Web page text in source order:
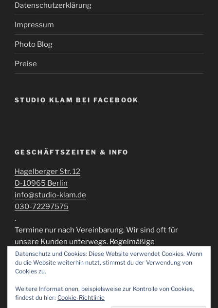
Datenschutzerklärung
Impressum
Photo Blog
Preise
STUDIO KLAM BEI FACEBOOK
GESCHÄFTSZEITEN & INFO
Hagelberger Str. 12
D-10965 Berlin
info@studio-klam.de
030-72297575
.
Termine nur nach Vereinbarung. Wir sind oft für
unsere Kunden unterwegs. Regelmäßige
Öffnungszeiten können momentan nicht
gewährleistert werden.
Datenschutz und Cookies: Diese Website verwendet Cookies. Wenn
du die Website weiterhin nutzt, stimmst du der Verwendung von
Cookies zu.
Weitere Informationen, beispielsweise zur Kontrolle von Cookies,
findest du hier: Cookie-Richtlinie